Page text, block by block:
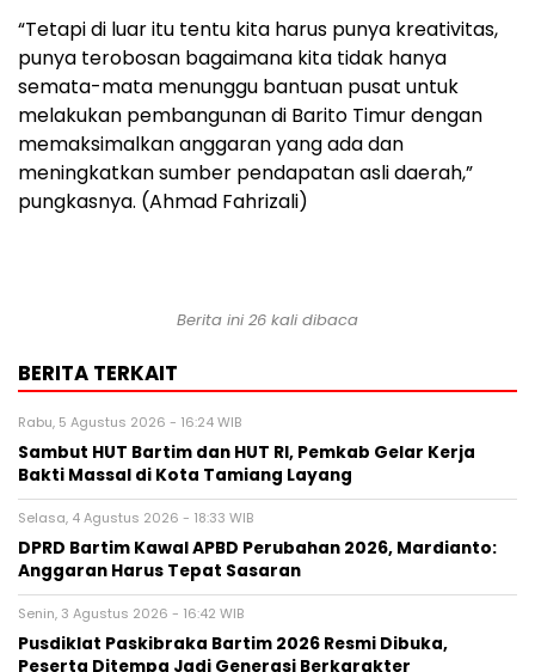
“Tetapi di luar itu tentu kita harus punya kreativitas,
punya terobosan bagaimana kita tidak hanya
semata-mata menunggu bantuan pusat untuk
melakukan pembangunan di Barito Timur dengan
memaksimalkan anggaran yang ada dan
meningkatkan sumber pendapatan asli daerah,”
pungkasnya. (Ahmad Fahrizali)
Berita ini 26 kali dibaca
BERITA TERKAIT
Rabu, 5 Agustus 2026 - 16:24 WIB
Sambut HUT Bartim dan HUT RI, Pemkab Gelar Kerja
Bakti Massal di Kota Tamiang Layang
Selasa, 4 Agustus 2026 - 18:33 WIB
DPRD Bartim Kawal APBD Perubahan 2026, Mardianto:
Anggaran Harus Tepat Sasaran
Senin, 3 Agustus 2026 - 16:42 WIB
Pusdiklat Paskibraka Bartim 2026 Resmi Dibuka,
Peserta Ditempa Jadi Generasi Berkarakter